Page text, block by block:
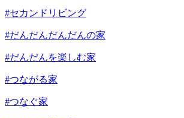
#セカンドリビング
#だんだんだんだんの家
#だんだんを楽しむ家
#つながる家
#つなぐ家